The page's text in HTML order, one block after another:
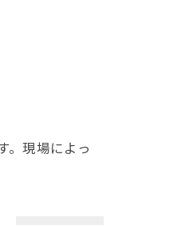
。現場によっ